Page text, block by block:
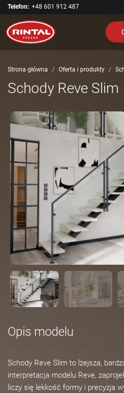
Telefon: +48 601 912 487
Strona główna Oferta i produkty
Schody Reve Slim
Opis modelu
Schody Reve Slim to lżejsza,
interpretacja modelu Reve,
liczy się lekkość formy i precyzja